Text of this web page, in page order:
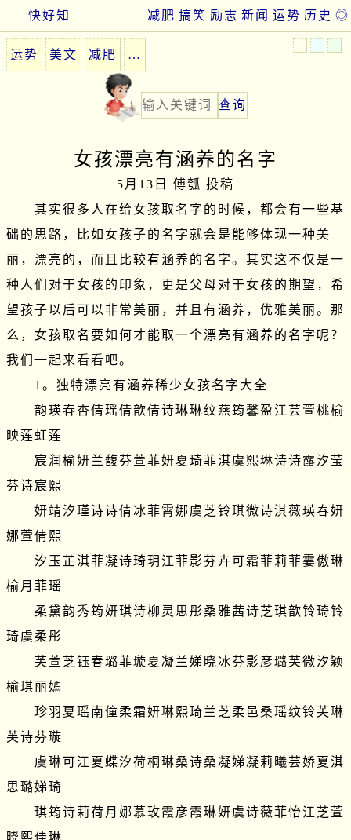
快好知 ◎
历史
运势
新闻
励志
搞笑
减肥
运势 美文 减肥 …
女孩漂亮有涵养的名字
5月13日 傅瓠 投稿
其实很多人在给女孩取名字的时候，都会有一些基
础的思路，比如女孩子的名字就会是能够体现一种美
丽，漂亮的，而且比较有涵养的名字。其实这不仅是一
种人们对于女孩的印象，更是父母对于女孩的期望，希
望孩子以后可以非常美丽，并且有涵养，优雅美丽。那
么，女孩取名要如何才能取一个漂亮有涵养的名字呢？
我们一起来看看吧。
1。独特漂亮有涵养稀少女孩名字大全
韵瑛春杏倩瑶倩歆倩诗琳琳纹燕筠馨盈江芸萱桃榆
映莲虹莲
宸润榆妍兰馥芬萱菲妍夏琦菲淇虞熙琳诗诗露汐莹
芬诗宸熙
妍靖汐瑾诗诗倩冰菲霄娜虞芝铃琪微诗淇薇瑛春妍
娜萱倩熙
汐玉芷淇菲凝诗琦玥江菲影芬卉可霜菲莉菲霎傲琳
榆月菲瑶
柔黛韵秀筠妍琪诗柳灵思彤桑雅茜诗芝琪歆铃琦铃
琦虞柔彤
芙萱芝钰春璐菲璇夏凝兰娣晓冰芬影彦璐芙微汐颖
榆琪丽嫣
珍羽夏瑶南僮柔霜妍琳熙琦兰芝柔邑桑瑶纹铃芙琳
芙诗芬璇
虞琳可江夏蝶汐荷桐琳桑诗桑凝娣凝莉曦芸娇夏淇
思璐娣琦
琪筠诗莉荷月娜慕玫霞彦霞琳妍虞诗薇菲怡江芝萱
晓熙佳琳